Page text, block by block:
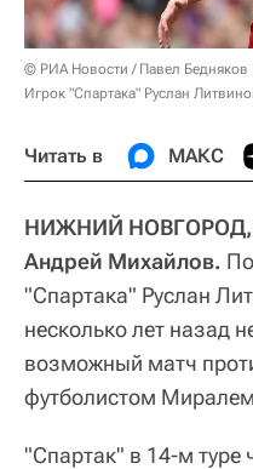
© РИА Новости / Павел Бедняков
Игрок "Спартака" Руслан
Читать в МАКС
НИЖНИЙ НОВГОРОД,
Андрей Михайлов.
"Спартака" Руслан
несколько лет назад
возможный матч
футболистом
"Спартак" в 14-м туре